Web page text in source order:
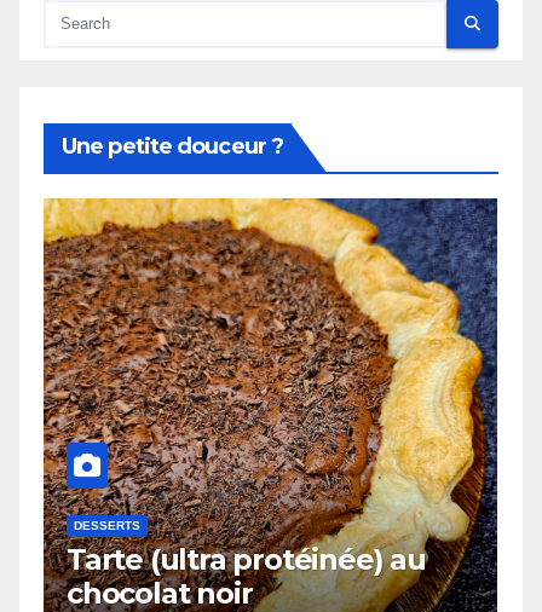
Une petite douceur ?
DESSERTS
Tarte (ultra protéinée) au
chocolat noir